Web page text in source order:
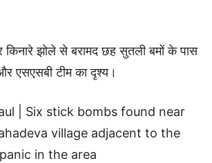
किनारे झोले से बरामद छह सुतली बमों के पास
एसएसबी टीम का दृश्य।
| Six stick bombs found near
village adjacent to the
in the area